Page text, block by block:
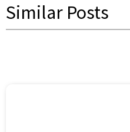
Similar Posts